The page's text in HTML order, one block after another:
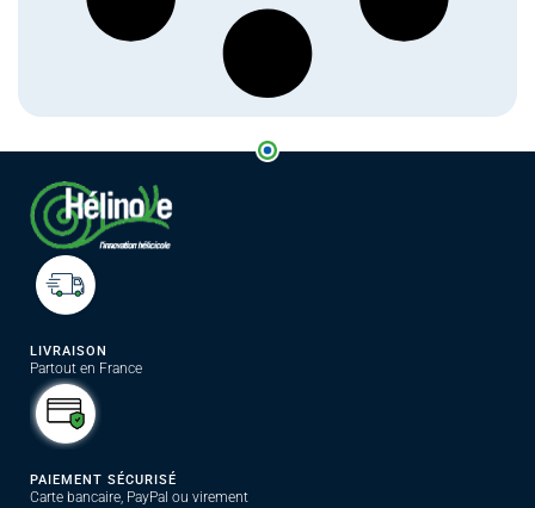
LIVRAISON
Partout en France
PAIEMENT SÉCURISÉ
Carte bancaire, PayPal ou virement